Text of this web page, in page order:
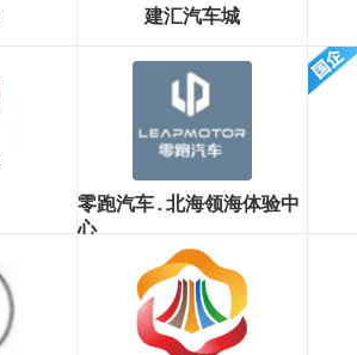
建汇汽车城
零跑汽车.北海领海体验中
心